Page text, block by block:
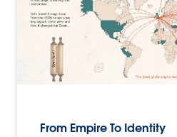
From Empire To Identity